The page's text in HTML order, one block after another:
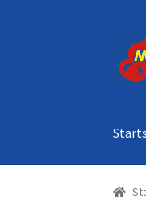
Zur
Zum